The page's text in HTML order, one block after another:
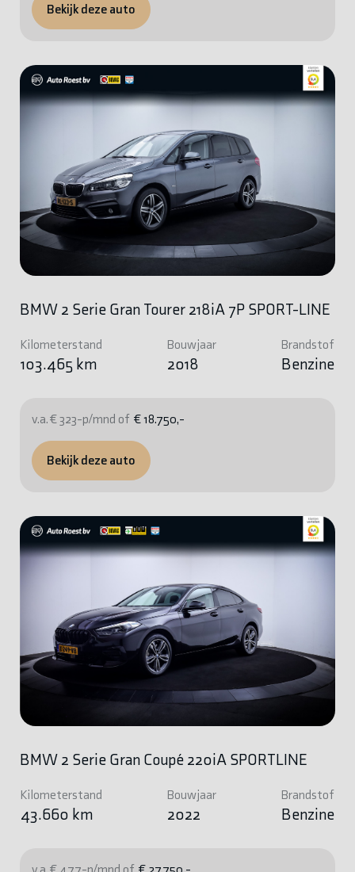
Bekijk deze auto
BMW 2 Serie Gran Tourer 218iA 7P SPORT-LINE
Kilometerstand
103.465 km
Bouwjaar
2018
Brandstof
Benzine
v.a. € 323-p/mnd of € 18.750,-
Bekijk deze auto
BMW 2 Serie Gran Coupé 220iA SPORTLINE
Kilometerstand
43.660 km
Bouwjaar
2022
Brandstof
Benzine